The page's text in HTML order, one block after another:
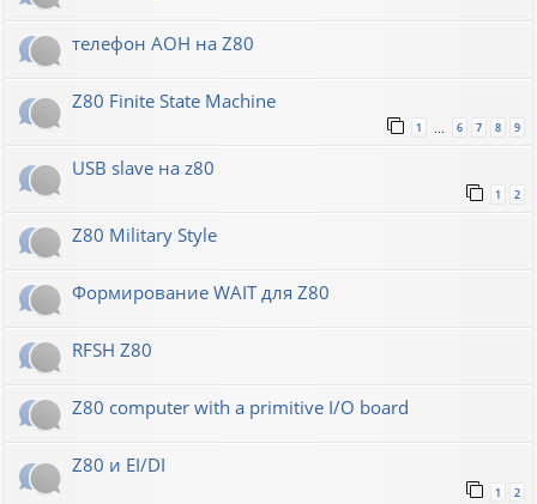
телефон АОН на Z80
Z80 Finite State Machine
1 … 6 7 8 9
USB slave на z80
1 2
Z80 Military Style
Формирование WAIT для Z80
RFSH Z80
Z80 computer with a primitive I/O board
Z80 и EI/DI
1 2